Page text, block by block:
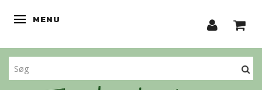
SKIFTE NAVIGATION
MENU